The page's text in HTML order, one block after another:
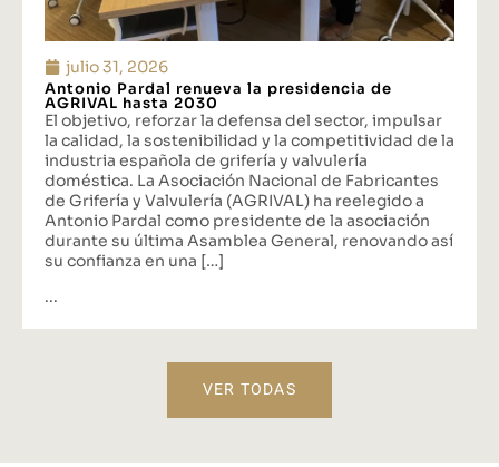
julio 31, 2026
Antonio Pardal renueva la presidencia de
AGRIVAL hasta 2030
El objetivo, reforzar la defensa del sector, impulsar
la calidad, la sostenibilidad y la competitividad de la
industria española de grifería y valvulería
doméstica. La Asociación Nacional de Fabricantes
de Grifería y Valvulería (AGRIVAL) ha reelegido a
Antonio Pardal como presidente de la asociación
durante su última Asamblea General, renovando así
su confianza en una […]
...
VER TODAS